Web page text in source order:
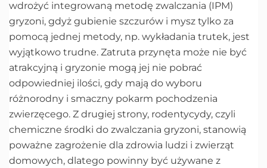
wdrożyć integrowaną metodę zwalczania (IPM)
gryzoni, gdyż gubienie szczurów i mysz tylko za
pomocą jednej metody, np. wykładania trutek, jest
wyjątkowo trudne. Zatruta przynęta może nie być
atrakcyjną i gryzonie mogą jej nie pobrać
odpowiedniej ilości, gdy mają do wyboru
różnorodny i smaczny pokarm pochodzenia
zwierzęcego. Z drugiej strony, rodentycydy, czyli
chemiczne środki do zwalczania gryzoni, stanowią
poważne zagrożenie dla zdrowia ludzi i zwierząt
domowych, dlatego powinny być używane z